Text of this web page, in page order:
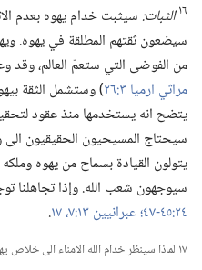
١٦الثبات:‏ سيثبت خدام يهوه بعدم
سيضعون ثقتهم المطلقة في يهوه.‏
من الفوضى التي ستعمّ العالم،‏ وقد
مراثي ارميا ٣:‏٢٦
‏)‏ وستشمل الثقة
يتضح انه يستخدمها منذ عقود
سيحتاج المسيحيون الحقيقيون الى
يتولون القيادة بسماح من يهوه وملكه
سيوجهون شعب الله.‏ وإذا تجاهلنا
٢٤:‏٤٥-‏٤٧؛‏
عبرانيين ١٣:‏٧،‏ ‏.‏
١٧ لماذا سينظر خدام الله الامناء الى خلاص يهوه؟‏